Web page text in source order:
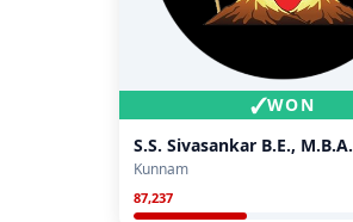
✓WON
S.S. Sivasankar B.E., M.B.A.
Kunnam
87,237